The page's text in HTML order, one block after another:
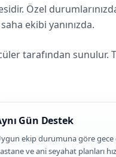
Özel
saha ekibi yanınızda.
tarafından sunulur.
Gün Destek
ekip durumuna göre gece
ve ani seyahat planları